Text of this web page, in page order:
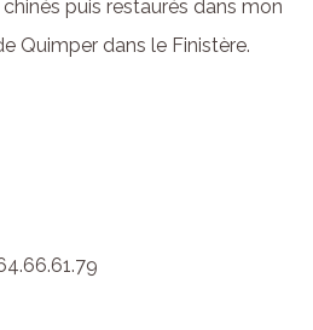
puis restaurés dans mon
Quimper dans le Finistère.